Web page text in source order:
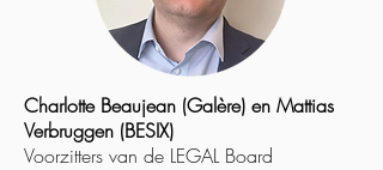
Charlotte Beaujean (Galère) en Mattias
Verbruggen (BESIX)
Voorzitters van de LEGAL Board